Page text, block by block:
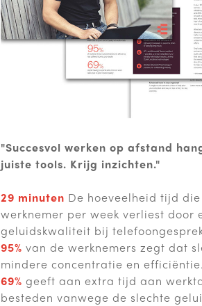
"Succesvol werken op afstand
juiste tools. Krijg inzichten."
29 minuten De hoeveelheid tijd
werknemer per week verliest door
geluidskwaliteit bij
95% van de werknemers zegt dat
mindere concentratie en efficiëntie.
69% geeft aan extra tijd aan
besteden vanwege de slechte